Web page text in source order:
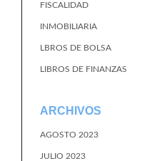
FISCALIDAD
INMOBILIARIA
LBROS DE BOLSA
LIBROS DE FINANZAS
ARCHIVOS
AGOSTO 2023
JULIO 2023